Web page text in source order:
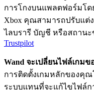
การโกงบนแพลตฟอร์มโดย
Xbox คุณสามารถปรับแต่
ไลบรารี บัญชี หรือสถาน
Trustpilot
Wand จะเปลี่ยนไฟล์เกม
การติดตั้งเกมหลักของคุ
ระบบแทนที่จะแก้ไขไฟล์ก